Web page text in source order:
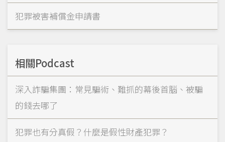
犯罪被害補償金申請書
相關Podcast
深入詐騙集團：常見騙術、難抓的幕後首腦、被騙
的錢去哪了
犯罪也有分真假？什麼是假性財產犯罪？